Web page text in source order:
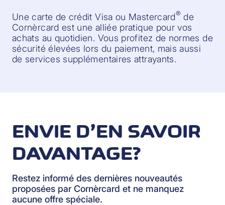
Une carte de crédit Visa ou Mastercard® de
Cornèrcard est une alliée pratique pour vos
achats au quotidien. Vous profitez de normes de
sécurité élevées lors du paiement, mais aussi
de services supplémentaires attrayants.
ENVIE D’EN SAVOIR
DAVANTAGE?
Restez informé des dernières nouveautés
proposées par Cornèrcard et ne manquez
aucune offre spéciale.